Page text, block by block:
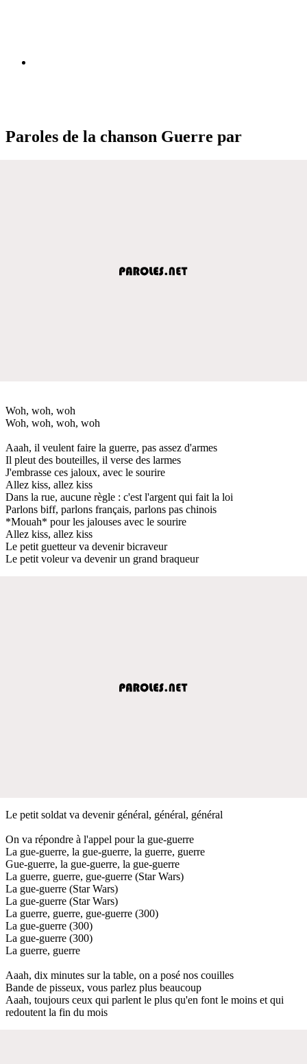
Paroles de la chanson Guerre par
Woh, woh, woh
Woh, woh, woh, woh
Aaah, il veulent faire la guerre, pas assez d'armes
Il pleut des bouteilles, il verse des larmes
J'embrasse ces jaloux, avec le sourire
Allez kiss, allez kiss
Dans la rue, aucune règle : c'est l'argent qui fait la loi
Parlons biff, parlons français, parlons pas chinois
*Mouah* pour les jalouses avec le sourire
Allez kiss, allez kiss
Le petit guetteur va devenir bicraveur
Le petit voleur va devenir un grand braqueur
Le petit soldat va devenir général, général, général
On va répondre à l'appel pour la gue-guerre
La gue-guerre, la gue-guerre, la guerre, guerre
Gue-guerre, la gue-guerre, la gue-guerre
La guerre, guerre, gue-guerre (Star Wars)
La gue-guerre (Star Wars)
La gue-guerre (Star Wars)
La guerre, guerre, gue-guerre (300)
La gue-guerre (300)
La gue-guerre (300)
La guerre, guerre
Aaah, dix minutes sur la table, on a posé nos couilles
Bande de pisseux, vous parlez plus beaucoup
Aaah, toujours ceux qui parlent le plus qu'en font le moins et qui
redoutent la fin du mois